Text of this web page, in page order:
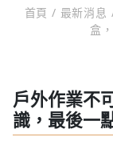
首頁/ 最新消息
盒
戶外作業不
識，最後一